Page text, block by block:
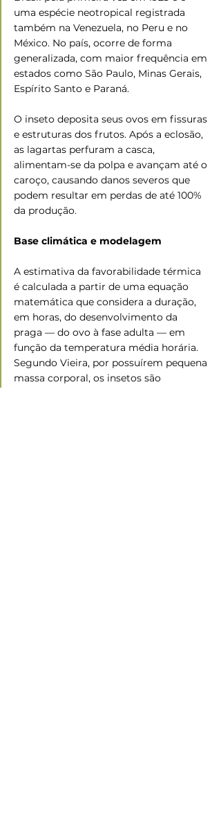
uma espécie neotropical registrada
também na Venezuela, no Peru e no
México. No país, ocorre de forma
generalizada, com maior frequência em
estados como São Paulo, Minas Gerais,
Espírito Santo e Paraná.
O inseto deposita seus ovos em fissuras
e estruturas dos frutos. Após a eclosão,
as lagartas perfuram a casca,
alimentam-se da polpa e avançam até o
caroço, causando danos severos que
podem resultar em perdas de até 100%
da produção.
Base climática e modelagem
A estimativa da favorabilidade térmica
é calculada a partir de uma equação
matemática que considera a duração,
em horas, do desenvolvimento da
praga — do ovo à fase adulta — em
função da temperatura média horária.
Segundo Vieira, por possuírem pequena
massa corporal, os insetos são